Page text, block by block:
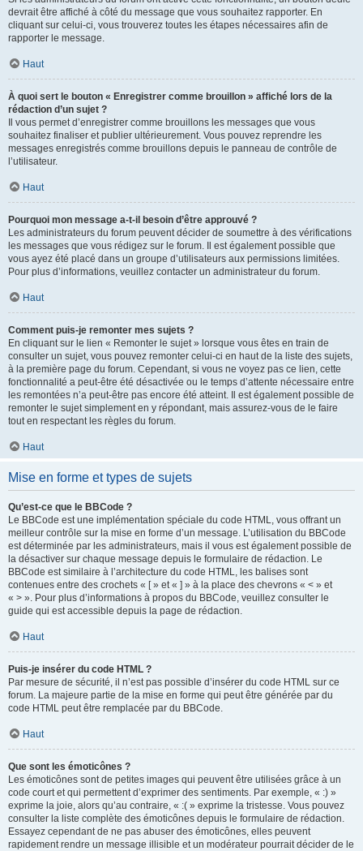
devrait être affiché à côté du message que vous souhaitez rapporter. En
cliquant sur celui-ci, vous trouverez toutes les étapes nécessaires afin de
rapporter le message.
Haut
À quoi sert le bouton « Enregistrer comme brouillon » affiché lors de la
rédaction d’un sujet ?
Il vous permet d’enregistrer comme brouillons les messages que vous
souhaitez finaliser et publier ultérieurement. Vous pouvez reprendre les
messages enregistrés comme brouillons depuis le panneau de contrôle de
l’utilisateur.
Haut
Pourquoi mon message a-t-il besoin d’être approuvé ?
Les administrateurs du forum peuvent décider de soumettre à des vérifications
les messages que vous rédigez sur le forum. Il est également possible que
vous ayez été placé dans un groupe d’utilisateurs aux permissions limitées.
Pour plus d’informations, veuillez contacter un administrateur du forum.
Haut
Comment puis-je remonter mes sujets ?
En cliquant sur le lien « Remonter le sujet » lorsque vous êtes en train de
consulter un sujet, vous pouvez remonter celui-ci en haut de la liste des sujets,
à la première page du forum. Cependant, si vous ne voyez pas ce lien, cette
fonctionnalité a peut-être été désactivée ou le temps d’attente nécessaire entre
les remontées n’a peut-être pas encore été atteint. Il est également possible de
remonter le sujet simplement en y répondant, mais assurez-vous de le faire
tout en respectant les règles du forum.
Haut
Mise en forme et types de sujets
Qu’est-ce que le BBCode ?
Le BBCode est une implémentation spéciale du code HTML, vous offrant un
meilleur contrôle sur la mise en forme d’un message. L’utilisation du BBCode
est déterminée par les administrateurs, mais il vous est également possible de
la désactiver sur chaque message depuis le formulaire de rédaction. Le
BBCode est similaire à l’architecture du code HTML, les balises sont
contenues entre des crochets « [ » et « ] » à la place des chevrons « < » et
« > ». Pour plus d’informations à propos du BBCode, veuillez consulter le
guide qui est accessible depuis la page de rédaction.
Haut
Puis-je insérer du code HTML ?
Par mesure de sécurité, il n’est pas possible d’insérer du code HTML sur ce
forum. La majeure partie de la mise en forme qui peut être générée par du
code HTML peut être remplacée par du BBCode.
Haut
Que sont les émoticônes ?
Les émoticônes sont de petites images qui peuvent être utilisées grâce à un
code court et qui permettent d’exprimer des sentiments. Par exemple, « :) »
exprime la joie, alors qu’au contraire, « :( » exprime la tristesse. Vous pouvez
consulter la liste complète des émoticônes depuis le formulaire de rédaction.
Essayez cependant de ne pas abuser des émoticônes, elles peuvent
rapidement rendre un message illisible et un modérateur pourrait décider de le